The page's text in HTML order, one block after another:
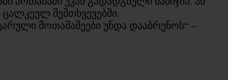
შემთხვევებში.
მოთამაშეები უნდა დააბრუნოს“ –